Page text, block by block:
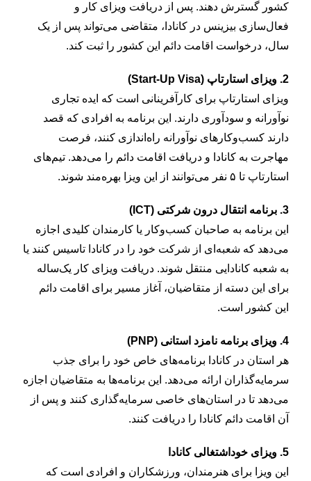
کشور گسترش دهند. پس از دریافت ویزای کار و
فعال‌سازی بیزینس در کانادا، متقاضی می‌تواند پس از یک
سال، درخواست اقامت دائم این کشور را ثبت کند.
2. ویزای استارتاپ (Start-Up Visa)
ویزای استارتاپ برای کارآفرینانی است که ایده تجاری
نوآورانه و سودآوری دارند. این برنامه به افرادی که قصد
دارند کسب‌وکارهای نوآورانه راه‌اندازی کنند، فرصت
مهاجرت به کانادا و دریافت اقامت دائم را می‌دهد. تیم‌های
استارتاپ تا ۵ نفر می‌توانند از این ویزا بهره‌مند شوند.
3. برنامه انتقال درون شرکتی (ICT)
این برنامه به صاحبان کسب‌وکار یا کارمندان کلیدی اجازه
می‌دهد که شعبه‌ای از شرکت خود را در کانادا تاسیس کنند یا
به شعبه کانادایی منتقل شوند. دریافت ویزای کار یک‌ساله
برای این دسته از متقاضیان، آغاز مسیر برای اقامت دائم
این کشور است.
4. ویزای برنامه نامزد استانی (PNP)
هر استان در کانادا برنامه‌های خاص خود را برای جذب
سرمایه‌گذاران ارائه می‌دهد. این برنامه‌ها به متقاضیان اجازه
می‌دهد تا در استان‌های خاصی سرمایه‌گذاری کنند و پس از
آن اقامت دائم کانادا را دریافت کنند.
5. ویزای خوداشتغالی کانادا
این ویزا برای هنرمندان، ورزشکاران و افرادی است که